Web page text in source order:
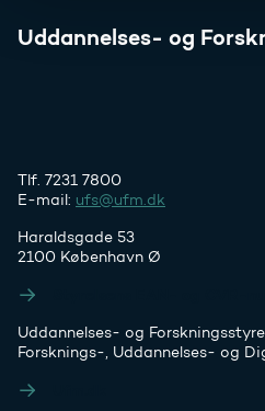
Uddannelses- og
Tlf. 7231 7800
E-mail: ufs@ufm.dk
Haraldsgade 53
2100 København Ø
Uddannelses- og
Forsknings-, Uddannelses- og